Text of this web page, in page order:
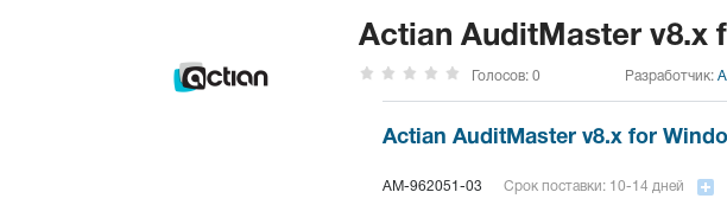
Actian AuditMaster v8.x
Голосов: 0 Разработчик:
Actian AuditMaster v8.x for
AM-962051-03 Срок поставки: 10-14 дней